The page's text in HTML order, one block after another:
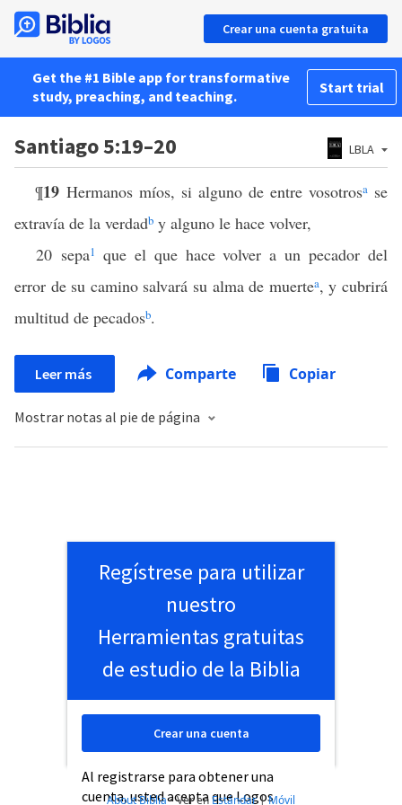
Crear una cuenta gratuita
Get the #1 Bible app for transformative
study, preaching, and teaching.
Start trial
Santiago 5:19–20 LBLA
¶19 Hermanos míos, si alguno de entre vosotrosa se
extravía de la verdadb y alguno le hace volver,
20 sepa1 que el que hace volver a un pecador del
error de su camino salvará su alma de muertea, y cubrirá
multitud de pecadosb.
Leer más Comparte Copiar
Mostrar notas al pie de página
Regístrese para utilizar
nuestro
Herramientas gratuitas
de estudio de la Biblia
Al registrarse para obtener una
cuenta, usted acepta que Logos
Crear una cuenta
About Biblia • Ver enEstándar|Móvil